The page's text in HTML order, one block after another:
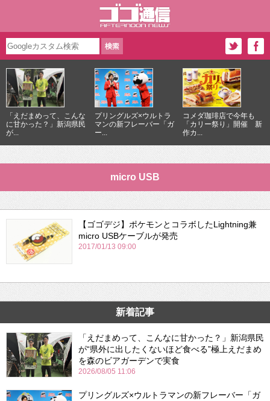
「えだまめって、こんな
に甘かった？」新潟県民
が...
プリングルズ×ウルトラ
マンの新フレーバー「ガ
ー...
コメダ珈琲店で今年も
「カリー祭り」開催 新
作カ...
micro USB
【ゴゴデジ】ポケモンとコラボしたLightning兼
micro USBケーブルが発売
2017/01/13 09:00
新着記事
「えだまめって、こんなに甘かった？」新潟県民
が“県外に出したくないほど食べる”極上えだまめ
を森のビアガーデンで実食
2026/08/05 11:06
プリングルズ×ウルトラマンの新フレーバー「ガ